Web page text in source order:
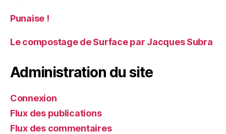
Punaise !
Le compostage de Surface par Jacques Subra
Administration du site
Connexion
Flux des publications
Flux des commentaires